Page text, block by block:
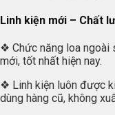
Linh kiện mới – Chất
❖ Chức năng loa ngoài
mới, tốt nhất hiện nay.
❖ Linh kiện luôn được
dùng hàng cũ, không